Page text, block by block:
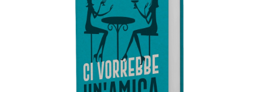
AGGIUNGI AL CARRELLO /